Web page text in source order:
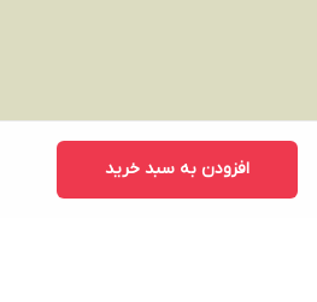
افزودن به سبد خرید